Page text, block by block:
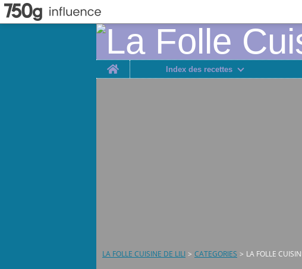
Home
Index des recettes
LA FOLLE CUISINE DE LILI > CATEGORIES > LA FOLLE